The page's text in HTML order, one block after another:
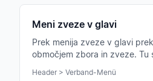
Meni zveze v glavi
Prek menija zveze v glavi
območjem zbora in zveze. Tu
Header > Verband-Menü